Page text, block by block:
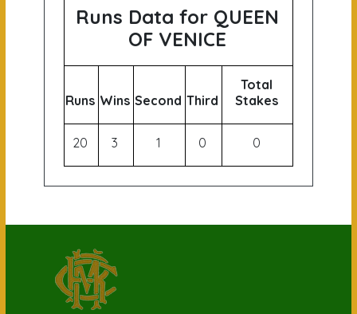
Runs Data for QUEEN
OF VENICE
Runs Wins Second Third
Total
Stakes
20 3 1 0 0